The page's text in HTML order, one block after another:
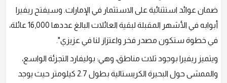
ضمان عوائد استثنائية على الاستثمار في الإمارات. وسيفتح ريفيرا
أبوابه في الأشهر المقبلة لبقية العائلات البالغ عددها 16,000 عائلة،
في خطوة ستكون مصدر فخر واعتزاز لنا في عزيزي".
ويتميز ريفيرا بوجود ثلاث مناطق، وهي: بوليفارد التجزئة الواسع،
والممشى حول البحيرة الكريستالية بطول 2.7 كيلومتر حيث يوجد